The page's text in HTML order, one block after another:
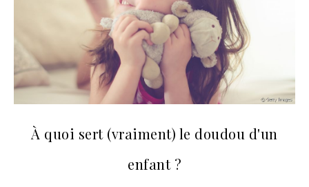
À quoi sert (vraiment) le doudou d'un
enfant ?